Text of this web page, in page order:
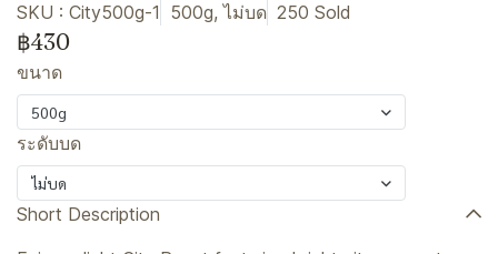
SKU : City500g-1 500g, ไม่บด 250 Sold
฿430
ขนาด
500g
ระดับบด
ไม่บด
Short Description